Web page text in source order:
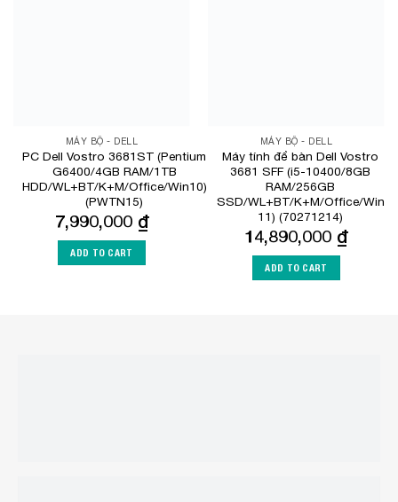
MÁY BỘ - DELL
PC Dell Vostro 3681ST (Pentium
G6400/4GB RAM/1TB
HDD/WL+BT/K+M/Office/Win10)
(PWTN15)
7,990,000 ₫
ADD TO CART
MÁY BỘ - DELL
Máy tính để bàn Dell Vostro
3681 SFF (i5-10400/8GB
RAM/256GB
SSD/WL+BT/K+M/Office/Win
11) (70271214)
14,890,000 ₫
ADD TO CART